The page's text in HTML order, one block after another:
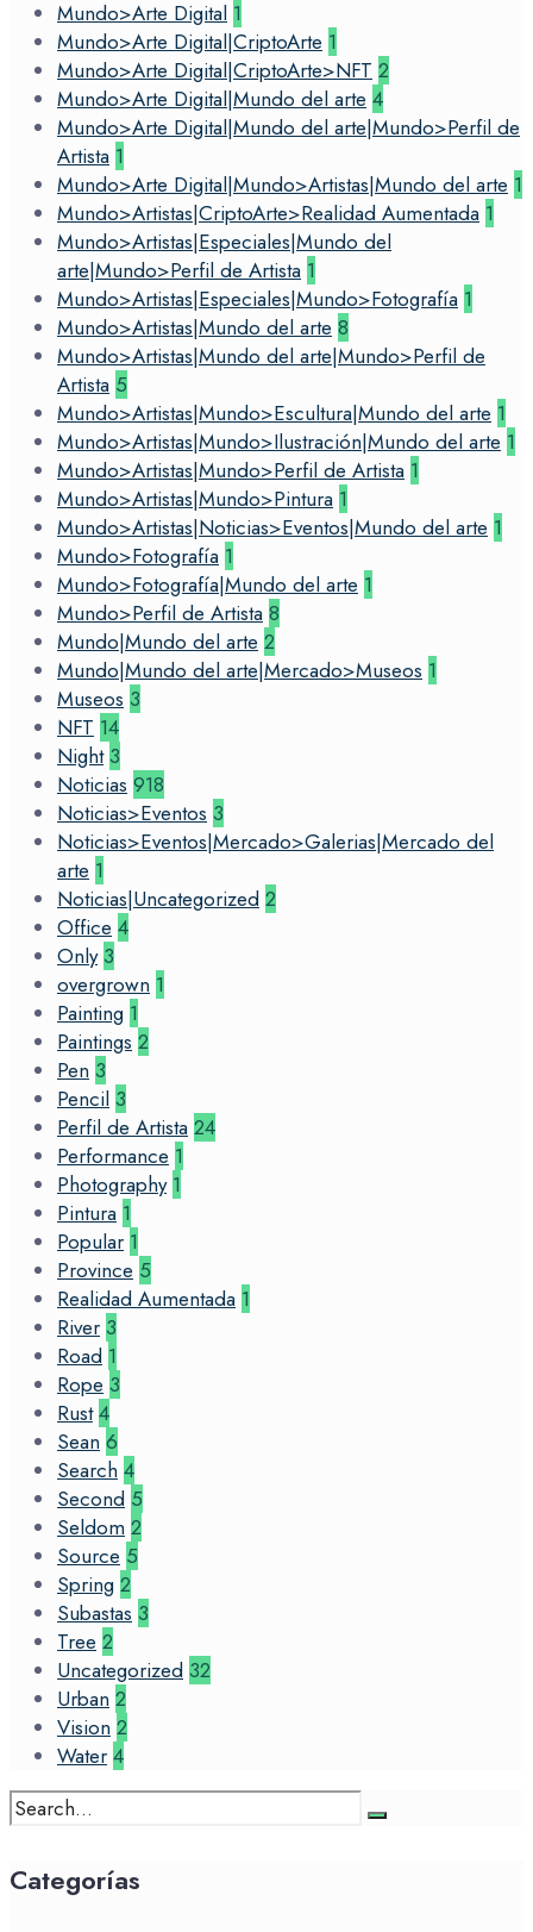
Mundo>Arte Digital 1
Mundo>Arte Digital|CriptoArte 1
Mundo>Arte Digital|CriptoArte>NFT 2
Mundo>Arte Digital|Mundo del arte 4
Mundo>Arte Digital|Mundo del arte|Mundo>Perfil de
Artista 1
Mundo>Arte Digital|Mundo>Artistas|Mundo del arte 1
Mundo>Artistas|CriptoArte>Realidad Aumentada 1
Mundo>Artistas|Especiales|Mundo del
arte|Mundo>Perfil de Artista 1
Mundo>Artistas|Especiales|Mundo>Fotografía 1
Mundo>Artistas|Mundo del arte 8
Mundo>Artistas|Mundo del arte|Mundo>Perfil de
Artista 5
Mundo>Artistas|Mundo>Escultura|Mundo del arte 1
Mundo>Artistas|Mundo>Ilustración|Mundo del arte 1
Mundo>Artistas|Mundo>Perfil de Artista 1
Mundo>Artistas|Mundo>Pintura 1
Mundo>Artistas|Noticias>Eventos|Mundo del arte 1
Mundo>Fotografía 1
Mundo>Fotografía|Mundo del arte 1
Mundo>Perfil de Artista 8
Mundo|Mundo del arte 2
Mundo|Mundo del arte|Mercado>Museos 1
Museos 3
NFT 14
Night 3
Noticias 918
Noticias>Eventos 3
Noticias>Eventos|Mercado>Galerias|Mercado del
arte 1
Noticias|Uncategorized 2
Office 4
Only 3
overgrown 1
Painting 1
Paintings 2
Pen 3
Pencil 3
Perfil de Artista 24
Performance 1
Photography 1
Pintura 1
Popular 1
Province 5
Realidad Aumentada 1
River 3
Road 1
Rope 3
Rust 4
Sean 6
Search 4
Second 5
Seldom 2
Source 5
Spring 2
Subastas 3
Tree 2
Uncategorized 32
Urban 2
Vision 2
Water 4
Search
for:
Categorías